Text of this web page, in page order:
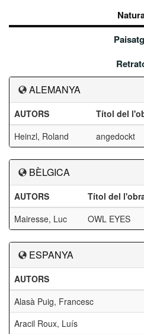
ALEMANYA
AUTORS Títol del
Heinzl, Roland
angedockt
BÈLGICA
AUTORS Títol del
Mairesse, Luc
OWL EYES
ESPANYA
AUTORS
Alasà Puig, Francesc
Aracil Roux, Luís